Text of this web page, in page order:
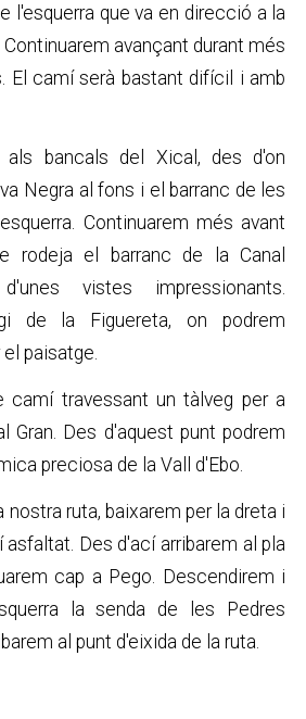
l'esquerra que va en direcció a la
avançant durant més
El camí serà bastant difícil i amb
als bancals del Xical, des d'on
Negra al fons i el barranc de les
Continuarem més avant
rodeja el barranc de la Canal
vistes impressionants.
de la Figuereta, on podrem
paisatge.
camí travessant un tàlveg per a
Gran. Des d'aquest punt podrem
preciosa de la Vall d'Ebo.
nostra ruta, baixarem per la dreta i
asfaltat. Des d'ací arribarem al pla
cap a Pego. Descendirem i
la senda de les Pedres
al punt d'eixida de la ruta.